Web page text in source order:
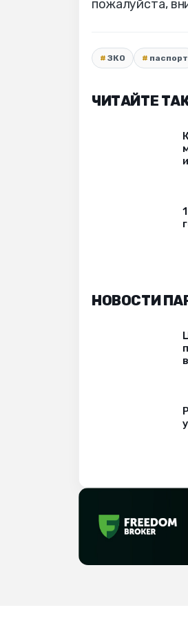
пожалуйста,
ЗКО паспорт
ЧИТАЙТЕ
НОВОСТИ